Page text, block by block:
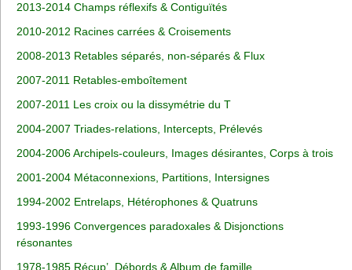
2013-2014 Champs réflexifs & Contiguïtés
2010-2012 Racines carrées & Croisements
2008-2013 Retables séparés, non-séparés & Flux
2007-2011 Retables-emboîtement
2007-2011 Les croix ou la dissymétrie du T
2004-2007 Triades-relations, Intercepts, Prélevés
2004-2006 Archipels-couleurs, Images désirantes, Corps à trois
2001-2004 Métaconnexions, Partitions, Intersignes
1994-2002 Entrelaps, Hétérophones & Quatruns
1993-1996 Convergences paradoxales & Disjonctions
résonantes
1978-1985 Récup’, Débords & Album de famille